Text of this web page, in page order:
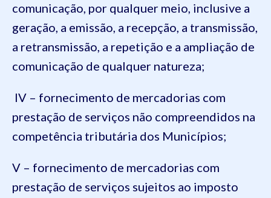
comunicação, por qualquer meio, inclusive a
geração, a emissão, a recepção, a transmissão,
a retransmissão, a repetição e a ampliação de
comunicação de qualquer natureza;
IV – fornecimento de mercadorias com
prestação de serviços não compreendidos na
competência tributária dos Municípios;
V – fornecimento de mercadorias com
prestação de serviços sujeitos ao imposto